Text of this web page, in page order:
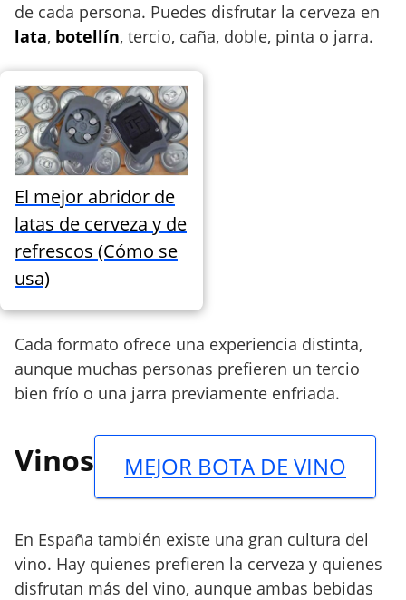
de cada persona. Puedes disfrutar la cerveza en
lata, botellín, tercio, caña, doble, pinta o jarra.
El mejor abridor de
latas de cerveza y de
refrescos (Cómo se
usa)
Cada formato ofrece una experiencia distinta,
aunque muchas personas prefieren un tercio
bien frío o una jarra previamente enfriada.
Vinos MEJOR BOTA DE VINO
En España también existe una gran cultura del
vino. Hay quienes prefieren la cerveza y quienes
disfrutan más del vino, aunque ambas bebidas